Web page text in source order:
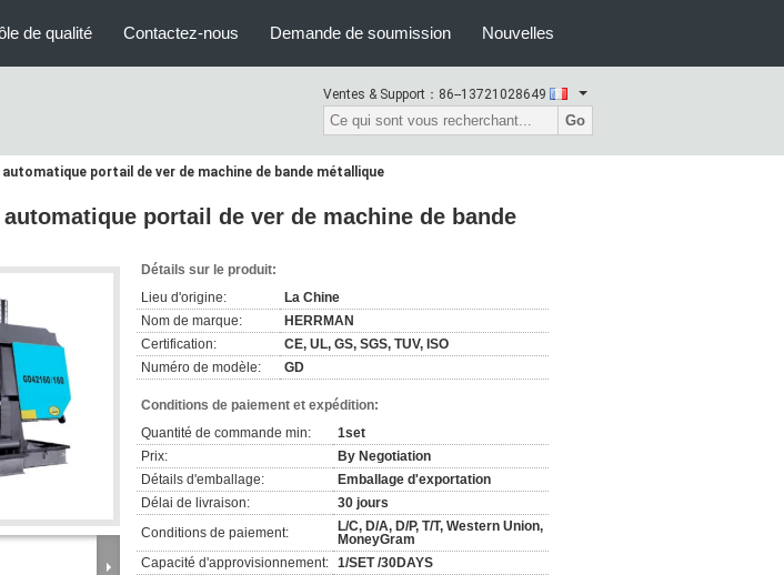
de qualité Contactez-nous Demande de soumission Nouvelles
Ventes & Support： 86--13721028649
Go
portail de ver de machine de bande métallique
portail de ver de machine de bande
Détails sur le produit:
Lieu d'origine:
La Chine
Nom de marque:
HERRMAN
Certification:
CE, UL, GS, SGS, TUV, ISO
Numéro de modèle:
GD
Conditions de paiement et expédition:
Quantité de commande min:
1set
Prix:
By Negotiation
Détails d'emballage:
Emballage d'exportation
Délai de livraison:
30 jours
Conditions de paiement:
L/C, D/A, D/P, T/T, Western Union,
MoneyGram
Capacité d'approvisionnement: 1/SET /30DAYS